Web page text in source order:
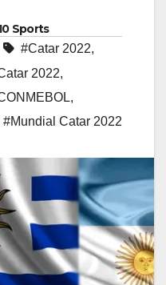
Sports
#Catar 2022,
2022,
,
#Mundial Catar 2022